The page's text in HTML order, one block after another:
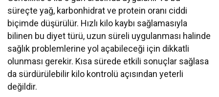
süreçte yağ, karbonhidrat ve protein oranı ciddi
biçimde düşürülür. Hızlı kilo kaybı sağlamasıyla
bilinen bu diyet türü, uzun süreli uygulanması halinde
sağlık problemlerine yol açabileceği için dikkatli
olunması gerekir. Kısa sürede etkili sonuçlar sağlasa
da sürdürülebilir kilo kontrolü açısından yeterli
değildir.